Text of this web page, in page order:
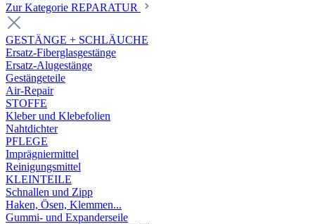
Zur Kategorie REPARATUR
GESTÄNGE + SCHLÄUCHE
Ersatz-Fiberglasgestänge
Ersatz-Alugestänge
Gestängeteile
Air-Repair
STOFFE
Kleber und Klebefolien
Nahtdichter
PFLEGE
Imprägniermittel
Reinigungsmittel
KLEINTEILE
Schnallen und Zipp
Haken, Ösen, Klemmen...
Gummi- und Expanderseile